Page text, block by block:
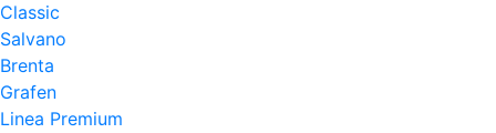
Classic
Salvano
Brenta
Grafen
Linea Premium